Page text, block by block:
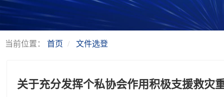
当前位置： 首页 文件选登
关于充分发挥个私协会作用积极支援救灾